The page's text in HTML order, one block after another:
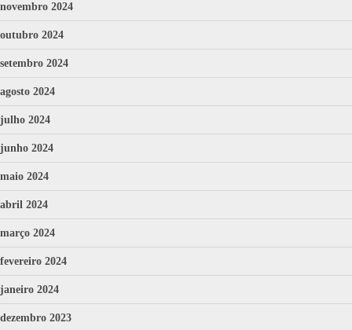
novembro 2024
outubro 2024
setembro 2024
agosto 2024
julho 2024
junho 2024
maio 2024
abril 2024
março 2024
fevereiro 2024
janeiro 2024
dezembro 2023